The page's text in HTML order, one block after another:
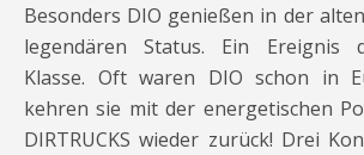
Besonders DIO genießen in der
legendären Status. Ein Ereignis
Klasse. Oft waren DIO schon in
kehren sie mit der energetischen
DIRTRUCKS wieder zurück! Drei